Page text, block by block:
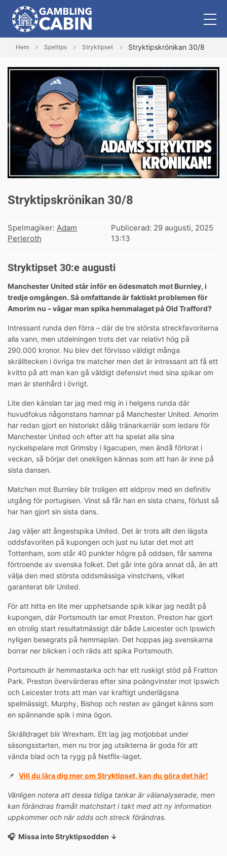
Hem Speltips Stryktipset Stryktipskrönikan 30/8
Stryktipskrönikan 30/8
Spelmagiker: Adam
Perleroth
Publicerad: 29 augusti, 2025
13:13
Stryktipset 30:e augusti
Manchester United står inför en ödesmatch mot Burnley, i
tredje omgången. Så omfattande är faktiskt problemen för
Amorim nu – vågar man spika hemmalaget på Old Trafford?
Intressant runda den förra – där de tre största streckfavoriterna
alla vann, men utdelningen trots det var relativt hög på
290.000 kronor. Nu blev det förvisso väldigt många
skrälltecken i övriga tre matcher men det är intressant att få ett
kvitto på att man kan gå väldigt defensivt med sina spikar om
man är stenhård i övrigt.
Lite den känslan tar jag med mig in i helgens runda där
huvudfokus någonstans hamnar på Manchester United. Amorim
har redan gjort en historiskt dålig tränarkarriär som ledare för
Manchester United och efter att ha spelat alla sina
nyckelspelare mot Grimsby i ligacupen, men ändå förlorat i
veckan, så börjar det onekligen kännas som att han är inne på
sista dansen.
Matchen mot Burnley blir troligen ett eldprov med en definitiv
utgång för portugisen. Vinst så får han en sista chans, förlust så
har han gjort sin sista dans.
Jag väljer att ångestspika United. Det är trots allt den lägsta
oddsfavoriten på kupongen och just nu lutar det mot att
Tottenham, som står 40 punkter högre på oddsen, får samma
förtroende av svenska folket. Det går inte göra annat då, än att
välja den med största oddsmässiga vinstchans, vilket
garanterat blir United.
För att hitta en lite mer upphetsande spik kikar jag nedåt på
kupongen, där Portsmouth tar emot Preston. Preston har gjort
en otrolig start resultatmässigt där både Leicester och Ipswich
nyligen besegrats på hemmaplan. Det hoppas jag svenskarna
borrar ner blicken i och räds att spika Portsmouth.
Portsmouth är hemmastarka och har ett ruskigt stöd på Fratton
Park. Preston övervärderas efter sina poängvinster mot Ipswich
och Leicester trots att man var kraftigt underlägsna
spelmässigt. Murphy, Bishop och resten av gänget känns som
en spännande spik i mina ögon.
Skrälldraget blir Wrexham. Ett lag jag motjobbat under
säsongsstarten, men nu tror jag utsikterna är goda för att
vända blad och ta rygg på Netflix-laget.
📌 Vill du lära dig mer om Stryktipset, kan du göra det här!
Vänligen notera att dessa tidiga tankar är välanalyserade, men
kan förändras framåt matchstart i takt med att ny information
uppkommer och när odds och streck förändras.
🎧 Missa inte Stryktipsodden ↓